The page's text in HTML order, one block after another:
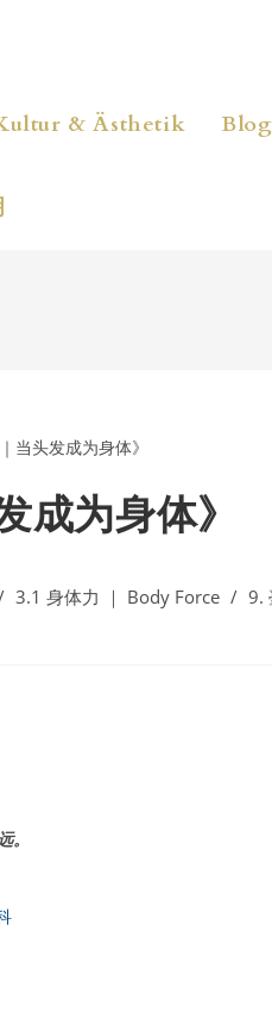
& Ästhetik Blog
成为身体》
3.1 身体力 ｜ Body Force / 9.